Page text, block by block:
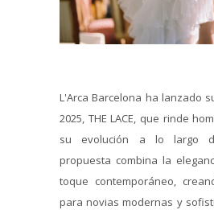
L'Arca Barcelona ha lanzado
2025, THE LACE, que rinde
su evolución a lo largo
propuesta combina la
toque contemporáneo,
para novias modernas y